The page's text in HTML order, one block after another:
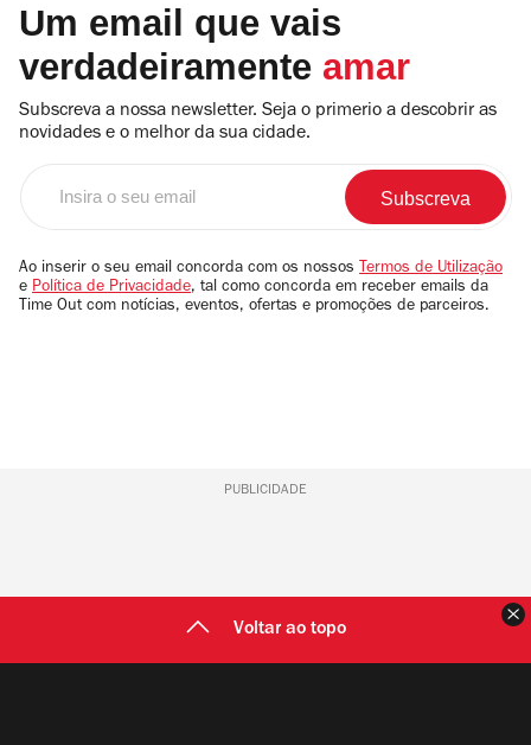
Um email que vais
verdadeiramente amar
Subscreva a nossa newsletter. Seja o primerio a descobrir as
novidades e o melhor da sua cidade.
email
Ao inserir o seu email concorda com os nossos Termos de Utilização
e Política de Privacidade, tal como concorda em receber emails da
Time Out com notícias, eventos, ofertas e promoções de parceiros.
PUBLICIDADE
Voltar ao topo